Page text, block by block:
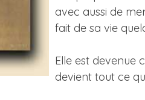
avec aussi de
fait de sa vie
Elle est devenue
devient tout ce